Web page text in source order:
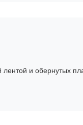
лентой и обернутых